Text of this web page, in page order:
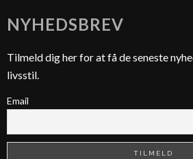
NYHEDSBREV
Tilmeld dig her for at få de seneste
livsstil.
Email